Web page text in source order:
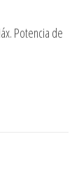
Potencia de